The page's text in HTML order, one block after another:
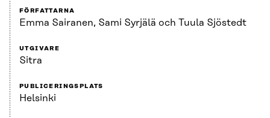
FÖRFATTARNA
Emma Sairanen, Sami Syrjälä och Tuula Sjöstedt
UTGIVARE
Sitra
PUBLICERINGSPLATS
Helsinki